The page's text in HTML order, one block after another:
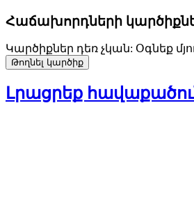
Հաճախորդների
Կարծիքներ դեռ չկան: Օգնեք
Թողնել կարծիք
Լրացրեք